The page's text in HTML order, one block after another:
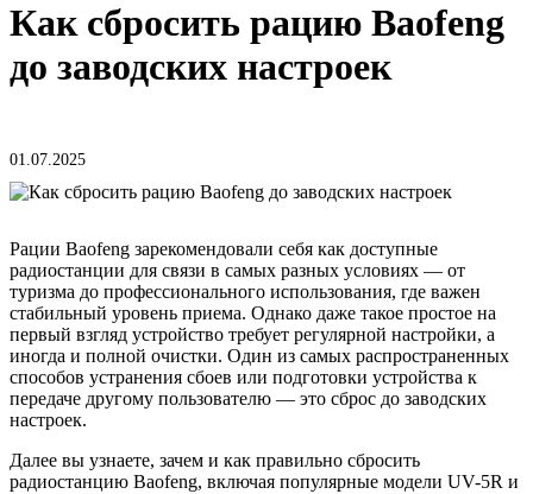
Как сбросить рацию Baofeng
до заводских настроек
01.07.2025
Рации Baofeng зарекомендовали себя как доступные
радиостанции для связи в самых разных условиях — от
туризма до профессионального использования, где важен
стабильный уровень приема. Однако даже такое простое на
первый взгляд устройство требует регулярной настройки, а
иногда и полной очистки. Один из самых распространенных
способов устранения сбоев или подготовки устройства к
передаче другому пользователю — это сброс до заводских
настроек.
Далее вы узнаете, зачем и как правильно сбросить
радиостанцию Baofeng, включая популярные модели UV-5R и